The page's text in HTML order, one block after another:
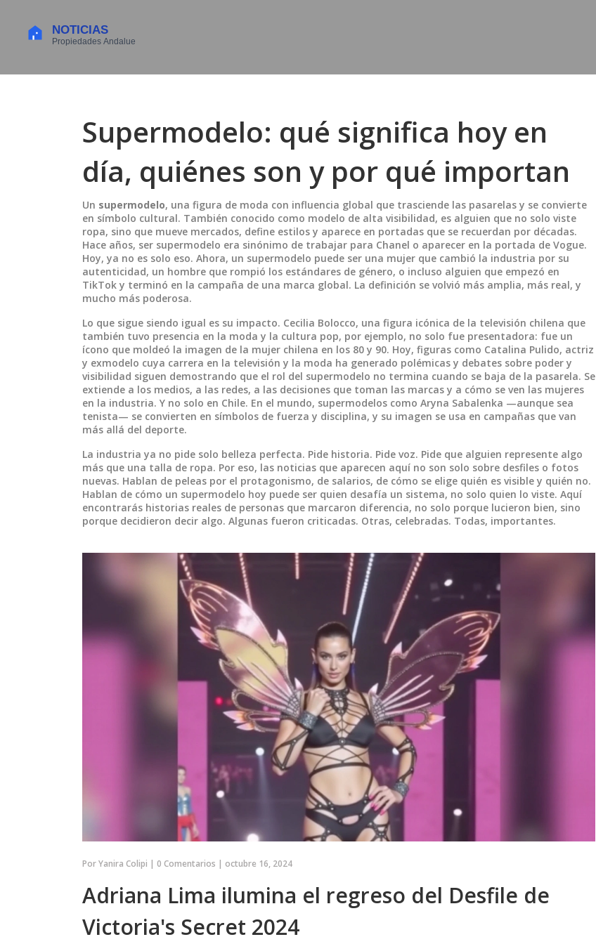
Supermodelo: qué significa hoy en
día, quiénes son y por qué importan
Un supermodelo, una figura de moda con influencia global que trasciende las pasarelas y se convierte
en símbolo cultural. También conocido como modelo de alta visibilidad, es alguien que no solo viste
ropa, sino que mueve mercados, define estilos y aparece en portadas que se recuerdan por décadas.
Hace años, ser supermodelo era sinónimo de trabajar para Chanel o aparecer en la portada de Vogue.
Hoy, ya no es solo eso. Ahora, un supermodelo puede ser una mujer que cambió la industria por su
autenticidad, un hombre que rompió los estándares de género, o incluso alguien que empezó en
TikTok y terminó en la campaña de una marca global. La definición se volvió más amplia, más real, y
mucho más poderosa.
Lo que sigue siendo igual es su impacto. Cecilia Bolocco, una figura icónica de la televisión chilena que
también tuvo presencia en la moda y la cultura pop, por ejemplo, no solo fue presentadora: fue un
ícono que moldeó la imagen de la mujer chilena en los 80 y 90. Hoy, figuras como Catalina Pulido, actriz
y exmodelo cuya carrera en la televisión y la moda ha generado polémicas y debates sobre poder y
visibilidad siguen demostrando que el rol del supermodelo no termina cuando se baja de la pasarela. Se
extiende a los medios, a las redes, a las decisiones que toman las marcas y a cómo se ven las mujeres
en la industria. Y no solo en Chile. En el mundo, supermodelos como Aryna Sabalenka —aunque sea
tenista— se convierten en símbolos de fuerza y disciplina, y su imagen se usa en campañas que van
más allá del deporte.
La industria ya no pide solo belleza perfecta. Pide historia. Pide voz. Pide que alguien represente algo
más que una talla de ropa. Por eso, las noticias que aparecen aquí no son solo sobre desfiles o fotos
nuevas. Hablan de peleas por el protagonismo, de salarios, de cómo se elige quién es visible y quién no.
Hablan de cómo un supermodelo hoy puede ser quien desafía un sistema, no solo quien lo viste. Aquí
encontrarás historias reales de personas que marcaron diferencia, no solo porque lucieron bien, sino
porque decidieron decir algo. Algunas fueron criticadas. Otras, celebradas. Todas, importantes.
PorYanira Colipi | 0 Comentarios | octubre 16, 2024
Adriana Lima ilumina el regreso del Desfile de
Victoria's Secret 2024